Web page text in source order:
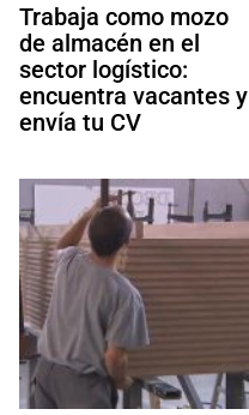
Trabaja como mozo
de almacén en el
sector logístico:
encuentra vacantes y
envía tu CV